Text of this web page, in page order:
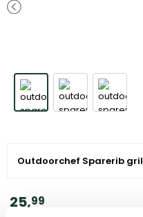
Outdoorchef Sparerib
25,99